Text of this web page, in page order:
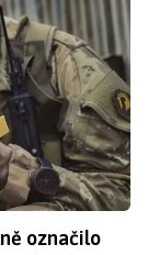
označilo